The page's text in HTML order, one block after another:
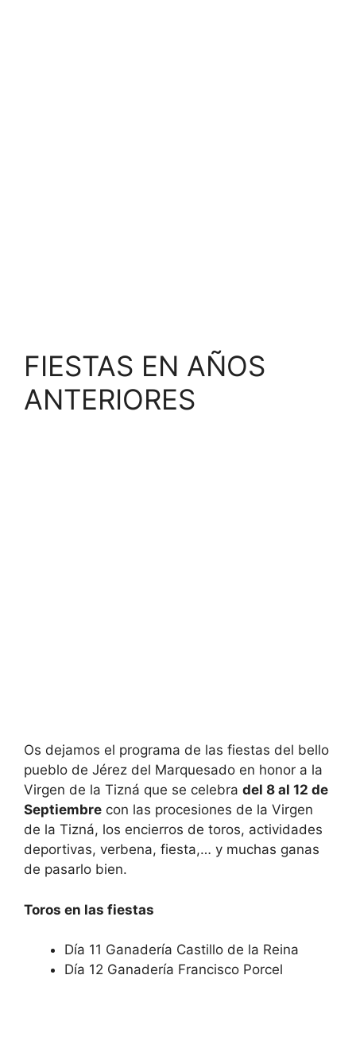
FIESTAS EN AÑOS
ANTERIORES
Os dejamos el programa de las fiestas del bello
pueblo de Jérez del Marquesado en honor a la
Virgen de la Tizná que se celebra del 8 al 12 de
Septiembre con las procesiones de la Virgen
de la Tizná, los encierros de toros, actividades
deportivas, verbena, fiesta,… y muchas ganas
de pasarlo bien.
Toros en las fiestas
Día 11 Ganadería Castillo de la Reina
Día 12 Ganadería Francisco Porcel